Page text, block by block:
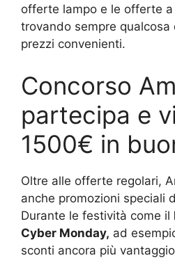
offerte lampo e le offerte
trovando sempre qualcosa
prezzi convenienti.
Concorso
partecipa e
1500€ in
Oltre alle offerte regolari,
anche promozioni speciali
Durante le festività come il
Cyber Monday, ad
sconti ancora più